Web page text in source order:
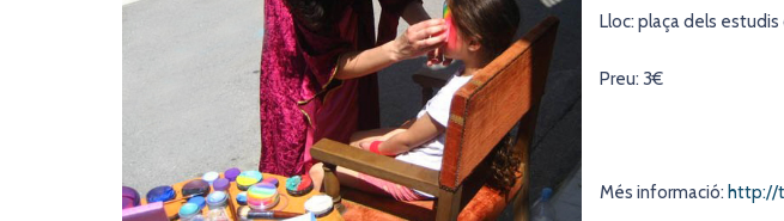
Lloc: plaça dels
Preu: 3€
Més informació: http://